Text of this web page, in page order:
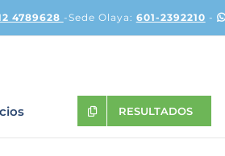
4789628 -Sede Olaya: 601-2392210 -
RESULTADOS